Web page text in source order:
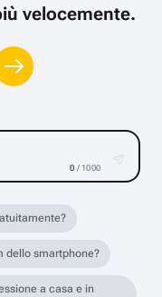
velocemente.
0 / 1000
dello smartphone?
a casa e in